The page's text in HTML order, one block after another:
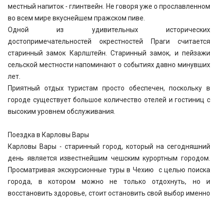
местный напиток - глинтвейн. Не говоря уже о прославленном
во всем мире вкуснейшем пражском пиве.
Одной из удивительных исторических
достопримечательностей окрестностей Праги считается
старинный замок Карлштейн. Старинный замок, и пейзажи
сельской местности напоминают о событиях давно минувших
лет.
Приятный отдых туристам просто обеспечен, поскольку в
городе существует большое количество отелей и гостиниц с
высоким уровнем обслуживания.
Поездка в Карловы Вары
Карловы Вары - старинный город, который на сегодняшний
день является известнейшим чешским курортным городом.
Просматривая экскурсионные туры в Чехию с целью поиска
города, в котором можно не только отдохнуть, но и
восстановить здоровье, стоит остановить свой выбор именно